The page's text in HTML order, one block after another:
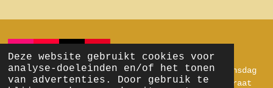
Deze website gebruikt cookies voor
analyse-doeleinden en/of het tonen
van advertenties. Door gebruik te
I
n
s
Y
o
u
T
i
k
P
i
n
Openingstijden: Zondag & Maandag: gesloten.
Dinsdag
t/m Zaterdag:10.00 uur tot 16.00 uur. Marktstraat